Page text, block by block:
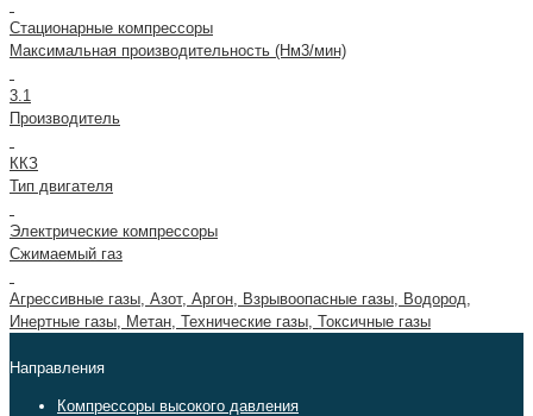
Стационарные компрессоры
Максимальная производительность (Нм3/мин)
3.1
Производитель
ККЗ
Тип двигателя
Электрические компрессоры
Сжимаемый газ
Агрессивные газы, Азот, Аргон, Взрывоопасные газы, Водород,
Инертные газы, Метан, Технические газы, Токсичные газы
Направления
Компрессоры высокого давления